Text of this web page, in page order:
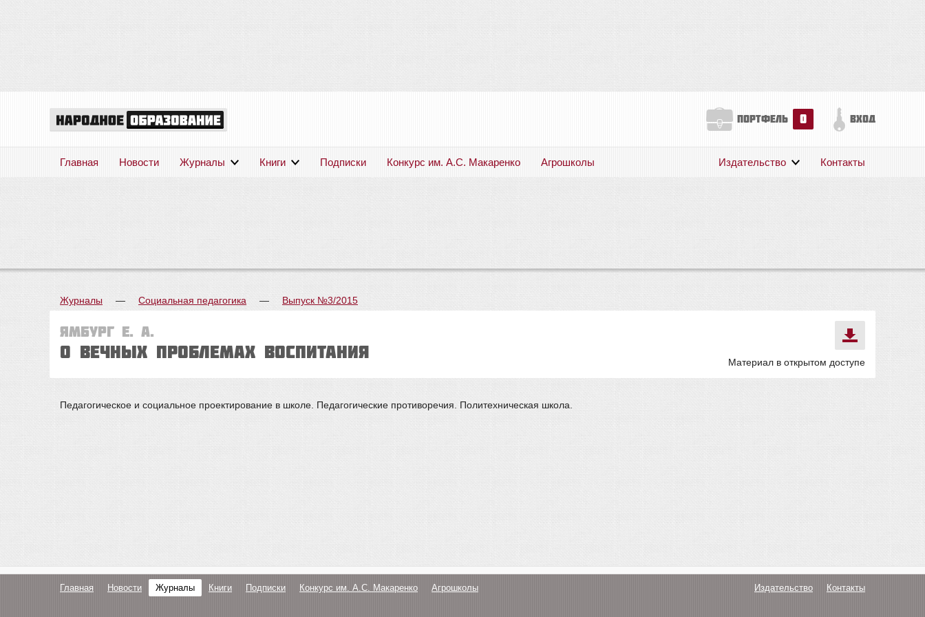
портфель 0 вход
Главная Новости Журналы Книги Подписки Конкурс им. А.С. Макаренко Агрошколы Издательство Контакты
Журналы — Социальная педагогика — Выпуск №3/2015
Ямбург Е. А.
О вечных проблемах воспитания
Материал в открытом доступе
Педагогическое и социальное проектирование в школе. Педагогические противоречия. Политехническая школа.
Главная Новости Журналы Книги Подписки Конкурс им. А.С. Макаренко Агрошколы Издательство Контакты